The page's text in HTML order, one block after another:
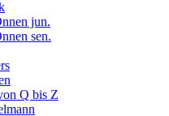
jun.
sen.
Q bis Z